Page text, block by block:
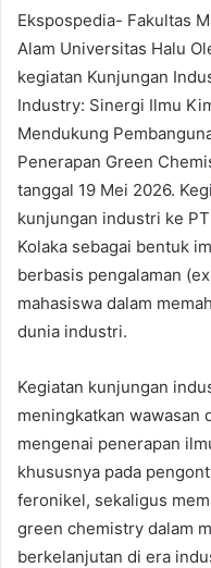
Ekspospedia- Fakultas
Alam Universitas Halu
kegiatan Kunjungan
Industry: Sinergi Ilmu
Mendukung
Penerapan Green
tanggal 19 Mei 2026.
kunjungan industri ke
Kolaka sebagai bentuk
berbasis pengalaman
mahasiswa dalam
dunia industri.
Kegiatan kunjungan
meningkatkan wawasan
mengenai penerapan
khususnya pada
feronikel, sekaligus
green chemistry dalam
berkelanjutan di era